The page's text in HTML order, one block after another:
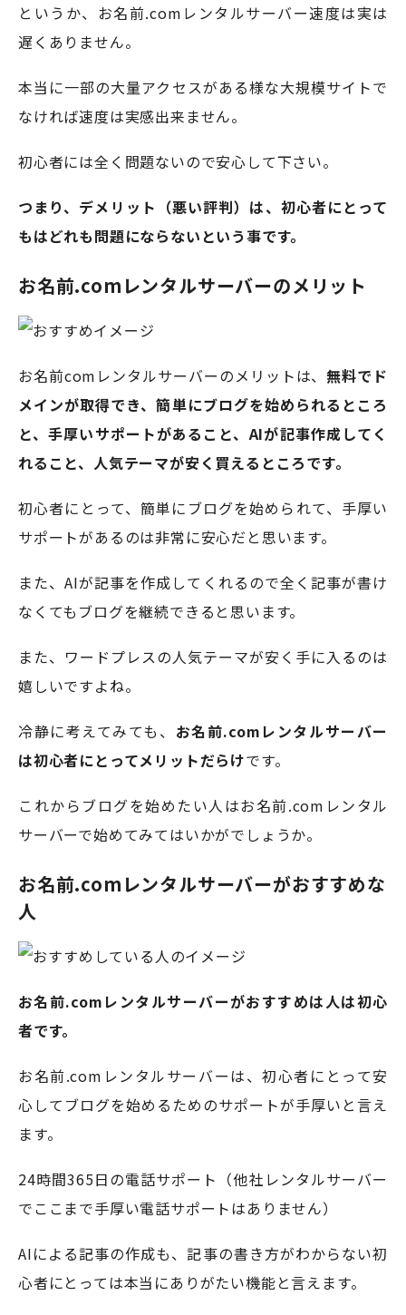
というか、お名前.comレンタルサーバー速度は実は
遅くありません。
本当に一部の大量アクセスがある様な大規模サイトで
なければ速度は実感出来ません。
初心者には全く問題ないので安心して下さい。
つまり、デメリット（悪い評判）は、初心者にとって
もはどれも問題にならないという事です。
お名前.comレンタルサーバーのメリット
お名前comレンタルサーバーのメリットは、無料でド
メインが取得でき、簡単にブログを始められるところ
と、手厚いサポートがあること、AIが記事作成してく
れること、人気テーマが安く買えるところです。
初心者にとって、簡単にブログを始められて、手厚い
サポートがあるのは非常に安心だと思います。
また、AIが記事を作成してくれるので全く記事が書け
なくてもブログを継続できると思います。
また、ワードプレスの人気テーマが安く手に入るのは
嬉しいですよね。
冷静に考えてみても、 お名前.comレンタルサーバー
は初心者にとってメリットだらけです。
これからブログを始めたい人はお名前.comレンタル
サーバーで始めてみてはいかがでしょうか。
お名前.comレンタルサーバーがおすすめな
人
お名前.comレンタルサーバーがおすすめは人は初心
者です。
お名前.comレンタルサーバーは、初心者にとって安
心してブログを始めるためのサポートが手厚いと言え
ます。
24時間365日の電話サポート（他社レンタルサーバー
でここまで手厚い電話サポートはありません）
AIによる記事の作成も、記事の書き方がわからない初
心者にとっては本当にありがたい機能と言えます。